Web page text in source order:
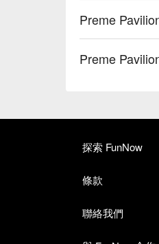
Preme
Preme
探索 FunNow
條款
聯絡我們